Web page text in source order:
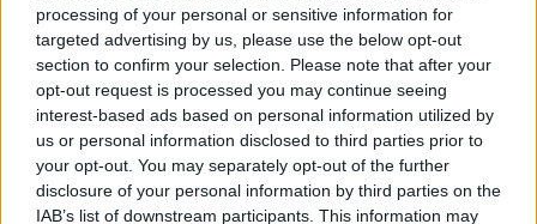
processing of your personal or sensitive information for
targeted advertising by us, please use the below opt-out
section to confirm your selection. Please note that after your
opt-out request is processed you may continue seeing
interest-based ads based on personal information utilized by
us or personal information disclosed to third parties prior to
your opt-out. You may separately opt-out of the further
disclosure of your personal information by third parties on the
IAB’s list of downstream participants. This information may
isabel:Sei stato tu sicuramente
29 Aprile alle ore 18:36
·Ti stimo·Rispondi